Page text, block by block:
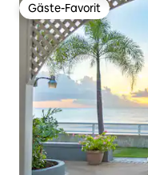
Gäste-Favorit
Gäste-Favorit